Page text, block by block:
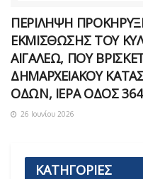
ΠΕΡΙΛΗΨΗ
ΕΚΜΙΣΘΩΣΗΣ ΤΟΥ
ΑΙΓΑΛΕΩ, ΠΟΥ
ΔΗΜΑΡΧEΙΑΚΟΥ
ΟΔΩΝ, ΙΕΡΑ ΟΔΟΣ
26 Ιουνίου 2026
ΚΑΤΗΓΟΡΙΕΣ